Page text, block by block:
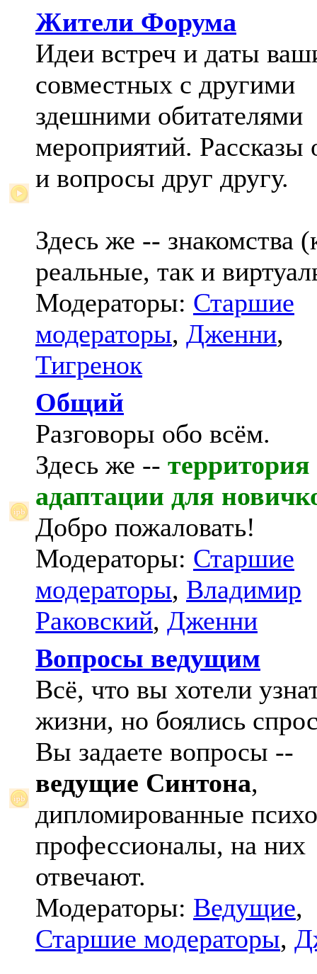
Жители Форума
Идеи встреч и даты
совместных с другими
здешними обитателями
мероприятий. Рассказы
и вопросы друг другу.
Здесь же -- знакомства
реальные, так и
Модераторы: Старшие
модераторы, Дженни,
Тигренок
Общий
Разговоры обо всём.
Здесь же -- территория
адаптации для
Добро пожаловать!
Модераторы: Старшие
модераторы, Владимир
Раковский, Дженни
Вопросы ведущим
Всё, что вы хотели
жизни, но боялись
Вы задаете вопросы --
ведущие Синтона,
дипломированные
профессионалы, на них
отвечают.
Модераторы: Ведущие,
Старшие модераторы,